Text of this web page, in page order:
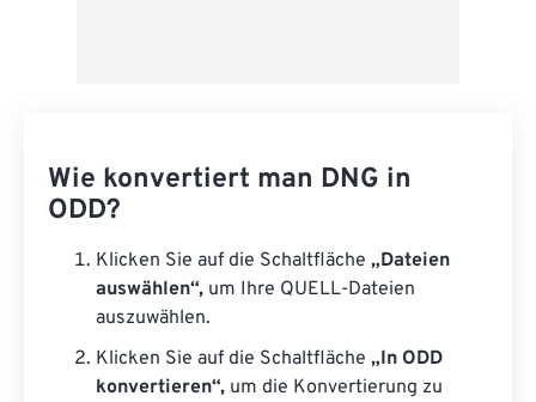
Wie konvertiert man DNG in
ODD?
Klicken Sie auf die Schaltfläche „Dateien
auswählen“, um Ihre QUELL-Dateien
auszuwählen.
Klicken Sie auf die Schaltfläche „In ODD
konvertieren“, um die Konvertierung zu